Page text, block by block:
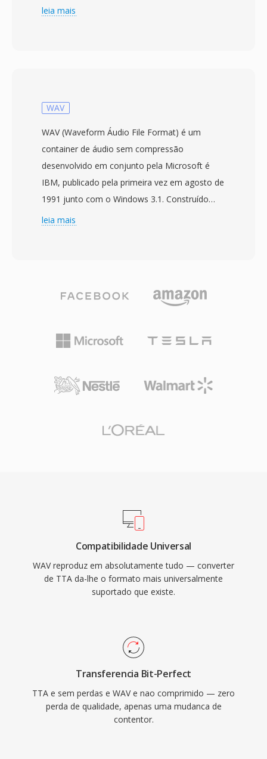
decodificação, garantindo que nenhum detalhe
audicao cotidiana quanto para arquivamento
uma das forcas definidoras do TTA — o codec
alcança codificação é decodificação rápidas
sem demandas pesadas de CPU, mantendo-o
leve mesmo em hardware mais antigo. A
estrutura do arquivo suporta tags de
metadados ID3v1, ID3v2 e APEv2, para que
uma vantagem prática sobre alguns formatos
lossless concorrentes. A implementacao de
GNU GPL, encorajando adoção pela
Embora codecs mais recentes como FLAC
tenham capturado uma fatia maior do cenário
usuários que valorizam sua simplicidade é
leia mais
WAV
WAV (Waveform Áudio File Format) é um
container de áudio sem compressão
desenvolvido em conjunto pela Microsoft é
IBM, publicado pela primeira vez em agosto de
1991 junto com o Windows 3.1. Construído
sobre o Resource Interchange File Format
profundidade de bits é contagem de canais.
de facto para áudio sem compressão no
Windows é um formato de intercâmbio
os sistemas operacionais, editores de áudio é
16 bits a 44,1 kHz estéreo, enquanto fluxos de
WAV padrão não aplica compressão, os dados
armazenados são uma representação digital
exata da gravação original, tornando-o a
escolha preferida para masterização é
arquivamento. O WAV também suporta
metadados embutidos por meio de blocos
o tamanho do arquivo — um minuto de
de 32 bits impoe um limite de 4 GB, embora o
RF64 remova esse teto.
leia mais
Compatibilidade Universal
WAV reproduz em absolutamente tudo — converter
de TTA da-lhe o formato mais universalmente
suportado que existe.
Transferencia Bit-Perfect
TTA e sem perdas e WAV e nao comprimido — zero
perda de qualidade, apenas uma mudanca de
contentor.